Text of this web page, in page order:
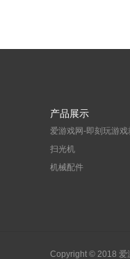
产品展示
爱游戏网-即刻玩游戏
扫光机
机械配件
Copyright © 2018 爱